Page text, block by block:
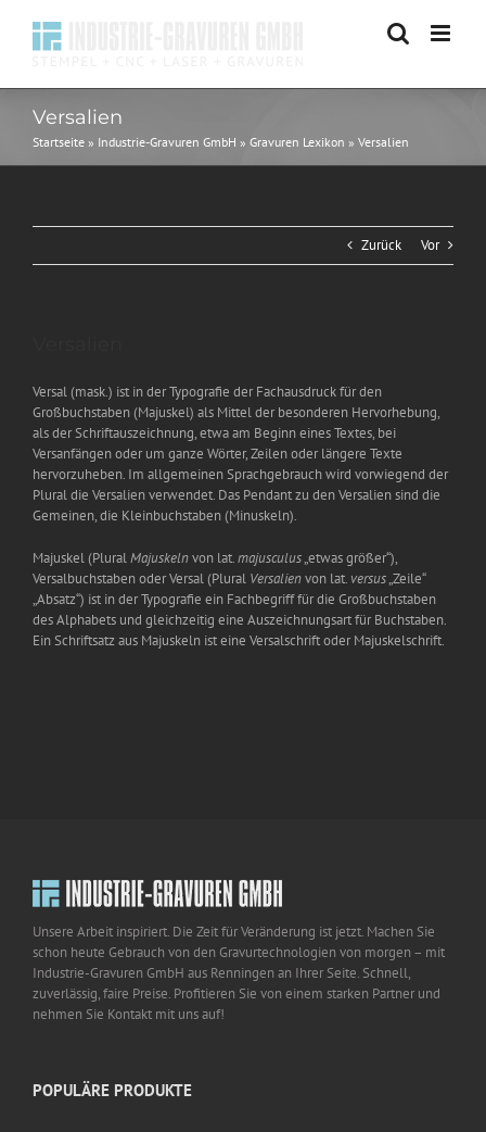
Inhalt
springen
Versalien
Startseite » Industrie-Gravuren GmbH » Gravuren Lexikon » Versalien
Zurück Vor
Versal (mask.) ist in der Typografie der Fachausdruck für den
Großbuchstaben (Majuskel) als Mittel der besonderen Hervorhebung,
als der Schriftauszeichnung, etwa am Beginn eines Textes, bei
Versanfängen oder um ganze Wörter, Zeilen oder längere Texte
hervorzuheben. Im allgemeinen Sprachgebrauch wird vorwiegend der
Plural die Versalien verwendet. Das Pendant zu den Versalien sind die
Gemeinen, die Kleinbuchstaben (Minuskeln).
Majuskel (PluralMajuskelnvon lat.majusculus„etwas größer“),
Versalbuchstaben oder Versal (Plural Versalienvon lat. versus„Zeile“
„Absatz“) ist in der Typografie ein Fachbegriff für die Großbuchstaben
des Alphabets und gleichzeitig eine Auszeichnungsart für Buchstaben.
Ein Schriftsatz aus Majuskeln ist eine Versalschrift oder Majuskelschrift.
Unsere Arbeit inspiriert. Die Zeit für Veränderung ist jetzt. Machen Sie
schon heute Gebrauch von den Gravurtechnologien von morgen – mit
Industrie-Gravuren GmbH aus Renningen an Ihrer Seite. Schnell,
zuverlässig, faire Preise. Profitieren Sie von einem starken Partner und
nehmen Sie Kontakt mit uns auf!
POPULÄRE PRODUKTE